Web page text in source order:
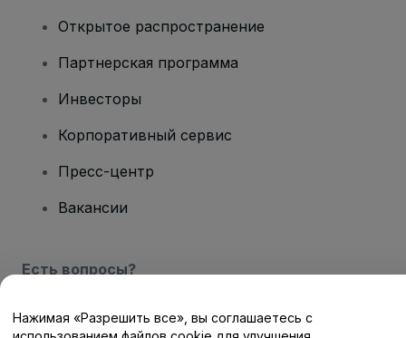
Открытое распространение
Партнерская программа
Инвесторы
Корпоративный сервис
Пресс-центр
Вакансии
Есть вопросы?
Центр помощи / Свяжитесь с нами
Нажимая «Разрешить все», вы соглашаетесь с